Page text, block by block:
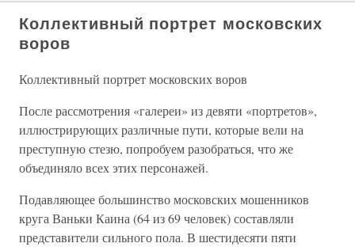
Коллективный портрет московских
воров
Коллективный портрет московских воров
После рассмотрения «галереи» из девяти «портретов»,
иллюстрирующих различные пути, которые вели на
преступную стезю, попробуем разобраться, что же
объединяло всех этих персонажей.
Подавляющее большинство московских мошенников
круга Ваньки Каина (64 из 69 человек) составляли
представители сильного пола. В шестидесяти пяти